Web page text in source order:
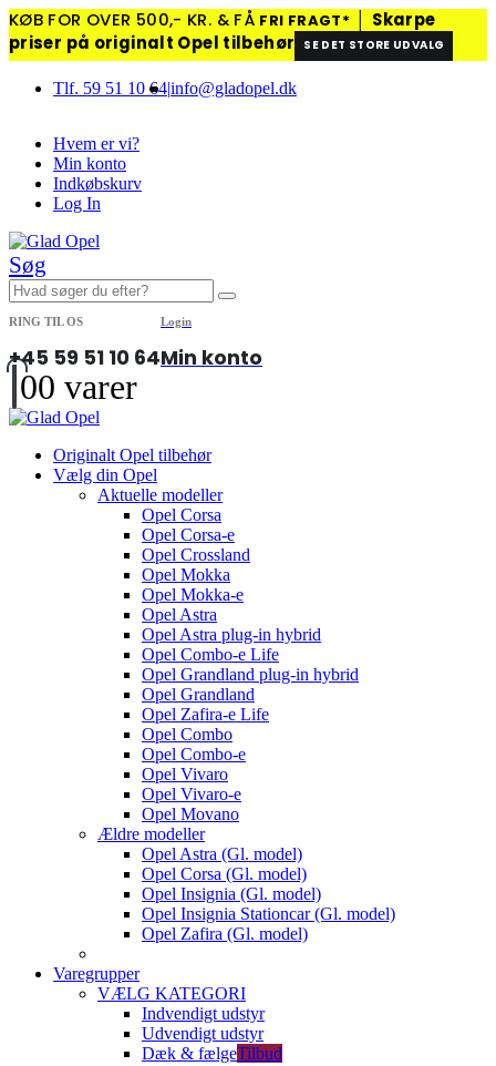
KØB FOR OVER 500,- KR. & FÅ FRI FRAGT*
Skarpe
priser på originalt Opel tilbehør
SE DET STORE UDVALG
Tlf. 59 51 10 64|info@gladopel.dk
Hvem er vi?
Min konto
Indkøbskurv
Log In
Søg
RING TIL OS
+45 59 51 10 64
Login
Min konto
00 varer
Originalt Opel tilbehør
Vælg din Opel
Aktuelle modeller
Opel Corsa
Opel Corsa-e
Opel Crossland
Opel Mokka
Opel Mokka-e
Opel Astra
Opel Astra plug-in hybrid
Opel Combo-e Life
Opel Grandland plug-in hybrid
Opel Grandland
Opel Zafira-e Life
Opel Combo
Opel Combo-e
Opel Vivaro
Opel Vivaro-e
Opel Movano
Ældre modeller
Opel Astra (Gl. model)
Opel Corsa (Gl. model)
Opel Insignia (Gl. model)
Opel Insignia Stationcar (Gl. model)
Opel Zafira (Gl. model)
Varegrupper
VÆLG KATEGORI
Indvendigt udstyr
Udvendigt udstyr
Dæk & fælgeTilbud